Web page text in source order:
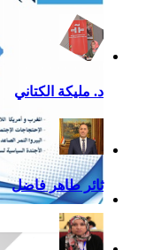
تقرير أمريكا
2013
د. مليكة الكتاني
ثائر طاهر فاضل